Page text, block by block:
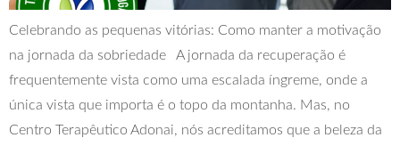
Celebrando as pequenas vitórias: Como manter a motivação
na jornada da sobriedade A jornada da recuperação é
frequentemente vista como uma escalada íngreme, onde a
única vista que importa é o topo da montanha. Mas, no
Centro Terapêutico Adonai, nós acreditamos que a beleza da